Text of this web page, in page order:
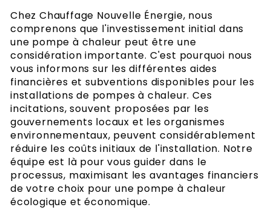
Chez Chauffage Nouvelle Énergie, nous
comprenons que l'investissement initial dans
une pompe à chaleur peut être une
considération importante. C'est pourquoi nous
vous informons sur les différentes aides
financières et subventions disponibles pour les
installations de pompes à chaleur. Ces
incitations, souvent proposées par les
gouvernements locaux et les organismes
environnementaux, peuvent considérablement
réduire les coûts initiaux de l'installation. Notre
équipe est là pour vous guider dans le
processus, maximisant les avantages financiers
de votre choix pour une pompe à chaleur
écologique et économique.